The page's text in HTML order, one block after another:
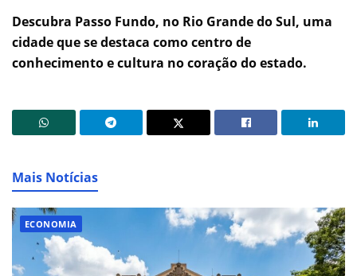
Descubra Passo Fundo, no Rio Grande do Sul, uma
cidade que se destaca como centro de
conhecimento e cultura no coração do estado.
Mais Notícias
ECONOMIA